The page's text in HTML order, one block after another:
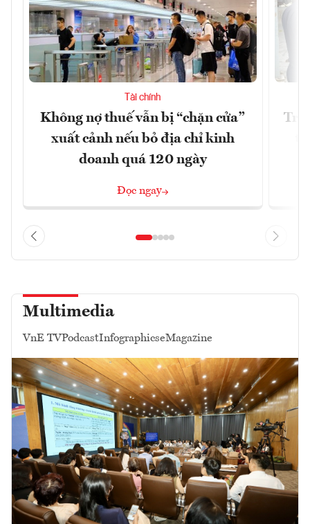
Tài chính
Không nợ thuế vẫn bị “chặn cửa”
xuất cảnh nếu bỏ địa chỉ kinh
doanh quá 120 ngày
Đọc ngay
Multimedia
VnE TVPodcastInfographicseMagazine